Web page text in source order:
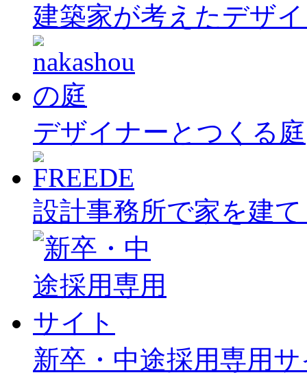
建築家が考えたデザ
デザイナーとつくる庭
設計事務所で家を建
新卒・中途採用専用